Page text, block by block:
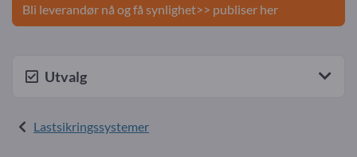
Bli leverandør nå og få synlighet>> publiser her
Utvalg
Lastsikringssystemer